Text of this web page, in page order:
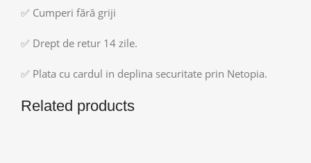
✅ Cumperi fără griji
✅ Drept de retur 14 zile.
✅ Plata cu cardul in deplina securitate prin Netopia.
Related products